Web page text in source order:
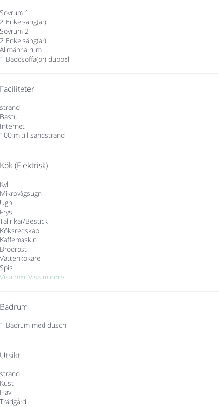
Sovrum 1
2 Enkelsäng(ar)
Sovrum 2
2 Enkelsäng(ar)
Allmänna rum
1 Bäddsoffa(or) dubbel
Faciliteter
strand
Bastu
Internet
100 m till sandstrand
Kök (Elektrisk)
Kyl
Mikrovågsugn
Ugn
Frys
Tallrikar/Bestick
Köksredskap
Kaffemaskin
Brödrost
Vattenkokare
Spis
Visa mer Visa mindre
Badrum
1 Badrum med dusch
Utsikt
strand
Kust
Hav
Trädgård